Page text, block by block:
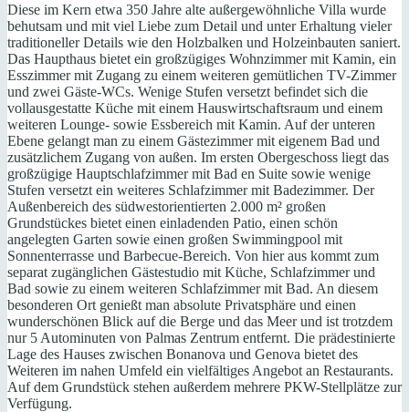
Diese im Kern etwa 350 Jahre alte außergewöhnliche Villa wurde
behutsam und mit viel Liebe zum Detail und unter Erhaltung vieler
traditioneller Details wie den Holzbalken und Holzeinbauten saniert.
Das Haupthaus bietet ein großzügiges Wohnzimmer mit Kamin, ein
Esszimmer mit Zugang zu einem weiteren gemütlichen TV-Zimmer
und zwei Gäste-WCs. Wenige Stufen versetzt befindet sich die
vollausgestatte Küche mit einem Hauswirtschaftsraum und einem
weiteren Lounge- sowie Essbereich mit Kamin. Auf der unteren
Ebene gelangt man zu einem Gästezimmer mit eigenem Bad und
zusätzlichem Zugang von außen. Im ersten Obergeschoss liegt das
großzügige Hauptschlafzimmer mit Bad en Suite sowie wenige
Stufen versetzt ein weiteres Schlafzimmer mit Badezimmer. Der
Außenbereich des südwestorientierten 2.000 m² großen
Grundstückes bietet einen einladenden Patio, einen schön
angelegten Garten sowie einen großen Swimmingpool mit
Sonnenterrasse und Barbecue-Bereich. Von hier aus kommt zum
separat zugänglichen Gästestudio mit Küche, Schlafzimmer und
Bad sowie zu einem weiteren Schlafzimmer mit Bad. An diesem
besonderen Ort genießt man absolute Privatsphäre und einen
wunderschönen Blick auf die Berge und das Meer und ist trotzdem
nur 5 Autominuten von Palmas Zentrum entfernt. Die prädestinierte
Lage des Hauses zwischen Bonanova und Genova bietet des
Weiteren im nahen Umfeld ein vielfältiges Angebot an Restaurants.
Auf dem Grundstück stehen außerdem mehrere PKW-Stellplätze zur
Verfügung.